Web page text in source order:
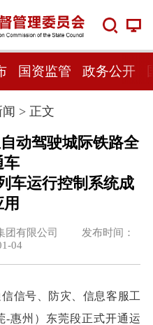
国资监管 政务公开
闻 > 正文
动驾驶城际铁路全
车
车运行控制系统成
团有限公司 发布时间：
04
信号、防灾、信息客服工
-惠州）东莞段正式开通运